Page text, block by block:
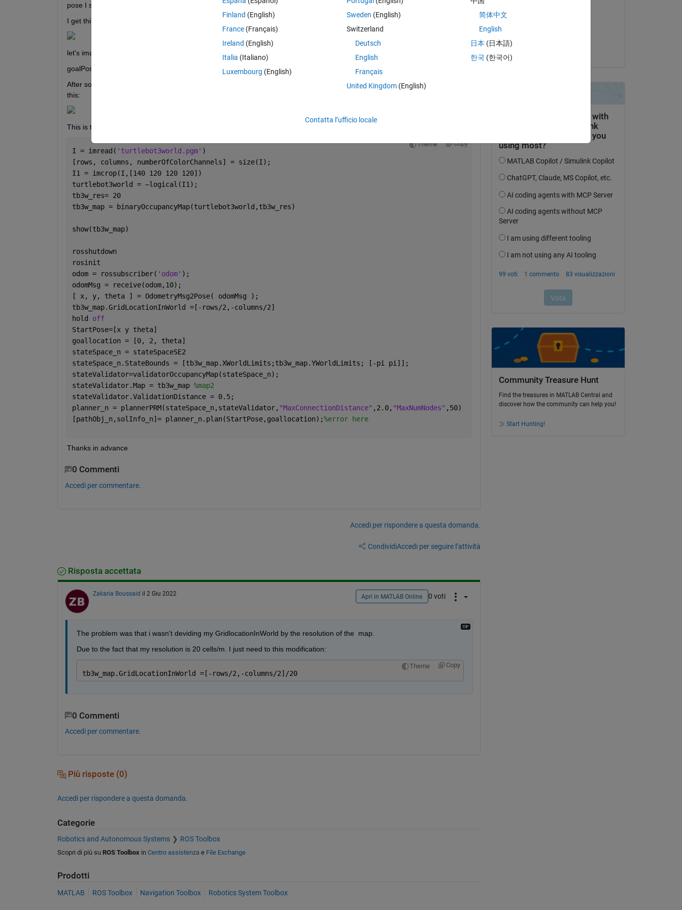
pose I specified.
I get this error and I am not able to solve it:
let's imagine that my startpose is [-1 , -1 , 0.012] = [x y theta]
goalPose = [2 0 0.012]
After some investigation i notice that my start point is outside the world grid that's why i changed. So my parameters look like
this:
This is the code that i wrote. I'll be really happy if someone was able to help me
Theme Copy
I = imread( 'turtlebot3world.pgm' )
[rows, columns, numberOfColorChannels] = size(I);
I1 = imcrop(I,[140 120 120 120])
turtlebot3world = ~logical(I1);
tb3w_res= 20
show(tb3w_map)
rosshutdown
rosinit
odom = rossubscriber( 'odom' );
odomMsg = receive(odom,10);
[ x, y, theta ] = OdometryMsg2Pose( odomMsg );
tb3w_map.GridLocationInWorld =[-rows/2,-columns/2]
hold off
StartPose=[x y theta]
goallocation = [0, 2, theta]
stateSpace_n = stateSpaceSE2
stateSpace_n.StateBounds = [tb3w_map.XWorldLimits;tb3w_map.YWorldLimits; [-pi pi]];
stateValidator=validatorOccupancyMap(stateSpace_n);
stateValidator.Map = tb3w_map %map2
stateValidator.ValidationDistance = 0.5;
planner_n = plannerPRM(stateSpace_n,stateValidator, "MaxConnectionDistance" ,2.0, "MaxNumNodes" ,50)
[pathObj_n,solInfo_n]= planner_n.plan(StartPose,goallocation);%error here
Thanks in advance
0 Commenti
Accedi per commentare.
Accedi per rispondere a questa domanda.
CondividiAccedi per seguire l’attività
Risposta accettata
Zakaria Boussaid il 2 Giu 2022 Apri in MATLAB Online 0 voti
The problem was that i wasn't deviding my GridlocationInWorld by the resolution of the  map.
Due to the fact that my resolution is 20 cells/m. I just need to this modification:
Theme Copy
tb3w_map.GridLocationInWorld =[-rows/2,-columns/2]/20
0 Commenti
Accedi per commentare.
Più risposte (0)
Accedi per rispondere a questa domanda.
Categorie
Robotics and Autonomous Systems ROS Toolbox
Scopri di più su ROS Toolboxin Centro assistenzae File Exchange
Prodotti
MATLAB ROS Toolbox Navigation Toolbox Robotics System Toolbox
il 2 Giu 2022
Community Treasure Hunt
Find the treasures in MATLAB Central and
discover how the community can help you!
Start Hunting!
Finland (English)
France (Français)
Ireland (English)
Italia (Italiano)
Luxembourg (English)
Sweden (English)
Switzerland
Deutsch
English
Français
United Kingdom(English)
简体中文
English
日本 (日本語)
한국 (한국어)
Contatta l’ufficio locale